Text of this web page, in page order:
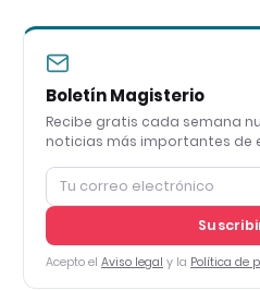
Boletín Magisterio
Recibe gratis cada semana
noticias más importantes de
Acepto el Aviso legal y la Política de